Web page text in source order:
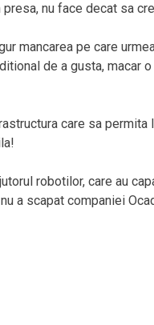
nu face decat sa
mancarea pe care
de a gusta, macar o
care sa permita
robotilor, care au
a scapat companiei